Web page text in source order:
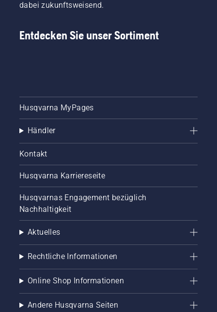
dabei zukunftsweisend.
Entdecken Sie unser Sortiment
Husqvarna MyPages
Händler
Kontakt
Husqvarna Karriereseite
Husqvarnas Engagement bezüglich
Nachhaltigkeit
Aktuelles
Rechtliche Informationen
Online Shop Informationen
Andere Husqvarna Seiten